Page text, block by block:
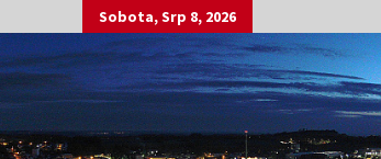
Sobota, Srp 8, 2026